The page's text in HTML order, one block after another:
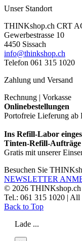
Unser Standort
THINKshop.ch CRT
Gewerbestrasse 10
4450 Sissach
info@thinkshop.ch
Telefon 061 315 1020
Zahlung und Versand
Rechnung | Vorkasse
Onlinebestellungen
Portofreie Lieferung ab
Ins Refill-Labor
Tinten-Refill-Aufträge
Gratis mit unserer
Besuchen Sie
NEWSLETTER
© 2026
Tel.: 061 315 1020 | All
Back to Top
Lade ...